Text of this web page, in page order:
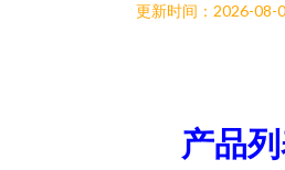
更新时间：2026-08-
产品